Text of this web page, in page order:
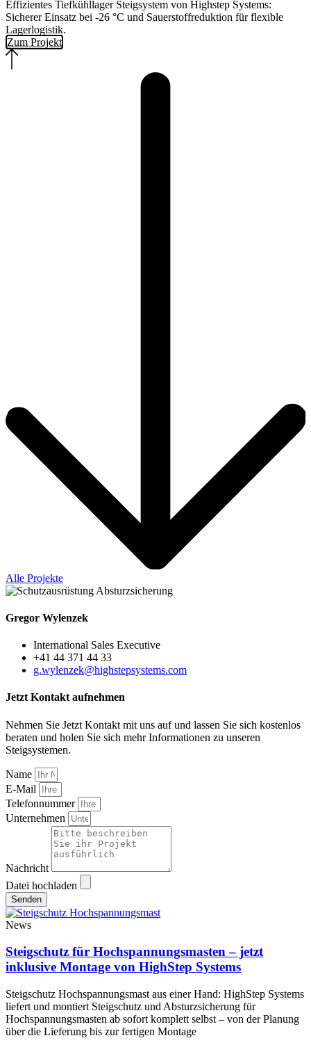
Effizientes Tiefkühllager Steigsystem von Highstep Systems:
Sicherer Einsatz bei -26 °C und Sauerstoffreduktion für flexible
Lagerlogistik.
Zum Projekt
Alle Projekte
Gregor Wylenzek
International Sales Executive
+41 44 371 44 33
g.wylenzek@highstepsystems.com
Jetzt Kontakt aufnehmen
Nehmen Sie Jetzt Kontakt mit uns auf und lassen Sie sich kostenlos
beraten und holen Sie sich mehr Informationen zu unseren
Steigsystemen.
Name
E-Mail
Telefonnummer
Unternehmen
Nachricht
Datei hochladen
Senden
News
Steigschutz für Hochspannungsmasten – jetzt
inklusive Montage von HighStep Systems
Steigschutz Hochspannungsmast aus einer Hand: HighStep Systems
liefert und montiert Steigschutz und Absturzsicherung für
Hochspannungsmasten ab sofort komplett selbst – von der Planung
über die Lieferung bis zur fertigen Montage